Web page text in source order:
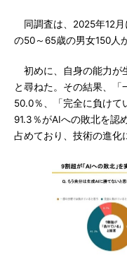
同調査は、2025年12月
の50～65歳の男女150人
初めに、自身の能力が
と尋ねた。その結果、
50.0％、「完全に負けて
91.3％がAIへの敗北を認
占めており、技術の進化